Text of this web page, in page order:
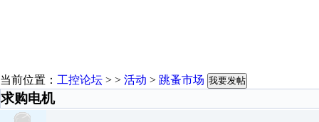
当前位置： 工控论坛 > > 活动 > 跳蚤市场 我要发帖
求购电机